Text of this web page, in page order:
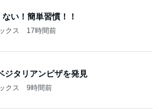
い！簡単習慣！！
クス 17時間前
ジタリアンピザを発見
クス 9時間前